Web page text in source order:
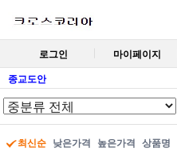
로그인 마이페이지
종교도안
최신순 낮은가격 높은가격 상품명